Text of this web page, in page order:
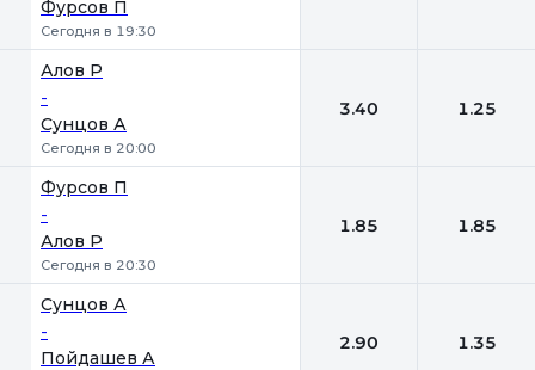
Фурсов П
Сегодня в 19:30
Алов Р
-
Сунцов А
Сегодня в 20:00
3.40 1.25
Фурсов П
-
Алов Р
Сегодня в 20:30
1.85 1.85
Сунцов А
-
Пойдашев А
2.90 1.35